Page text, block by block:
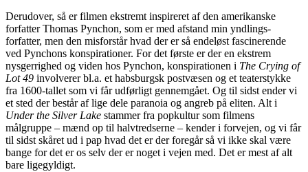
Derudover, så er filmen ekstremt inspireret af den amerikanske
forfatter Thomas Pynchon, som er med afstand min yndlings-
forfatter, men den misforstår hvad der er så endeløst fascinerende
ved Pynchons konspirationer. For det første er der en ekstrem
nysgerrighed og viden hos Pynchon, konspirationen i The Crying of
Lot 49 involverer bl.a. et habsburgsk postvæsen og et teaterstykke
fra 1600-tallet som vi får udførligt gennemgået. Og til sidst ender vi
et sted der består af lige dele paranoia og angreb på eliten. Alt i
Under the Silver Lake stammer fra popkultur som filmens
målgruppe – mænd op til halvtredserne – kender i forvejen, og vi får
til sidst skåret ud i pap hvad det er der foregår så vi ikke skal være
bange for det er os selv der er noget i vejen med. Det er mest af alt
bare ligegyldigt.